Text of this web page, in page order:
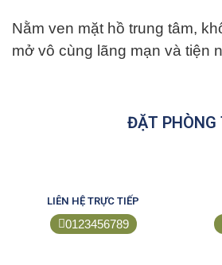
Nằm ven mặt hồ trung tâm,
mở vô cùng lãng mạn và tiện
ĐẶT PHÒNG
LIÊN HỆ TRỰC TIẾP
0123456789